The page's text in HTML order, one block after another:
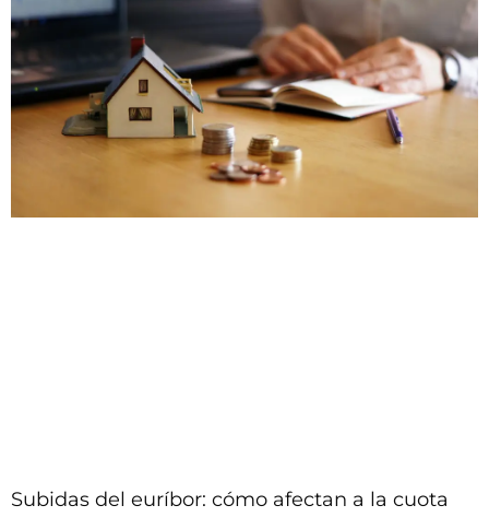
Subidas del euríbor: cómo afectan a la cuota